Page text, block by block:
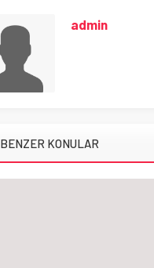
admin
BENZER KONULAR